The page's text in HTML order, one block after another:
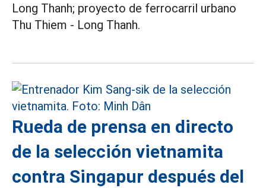
Long Thanh; proyecto de ferrocarril urbano
Thu Thiem - Long Thanh.
Rueda de prensa en directo
de la selección vietnamita
contra Singapur después del